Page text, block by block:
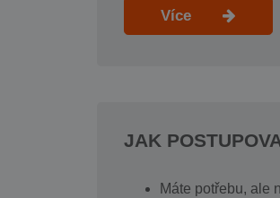
Více
JAK
Máte potřebu, ale